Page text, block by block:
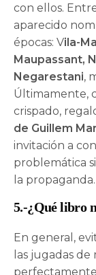
con ellos.
aparecido
épocas: Vila-
Maupassant,
Negarestani,
Últimamente,
crispado,
de Guillem
invitación a
problemática
la propaganda.
5.-¿Qué libro
En general,
las jugadas